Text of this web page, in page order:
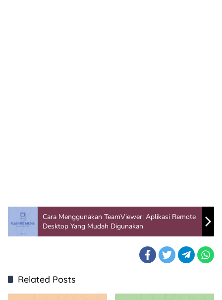
Cara Menggunakan TeamViewer: Aplikasi Remote
Desktop Yang Mudah Digunakan
Related Posts